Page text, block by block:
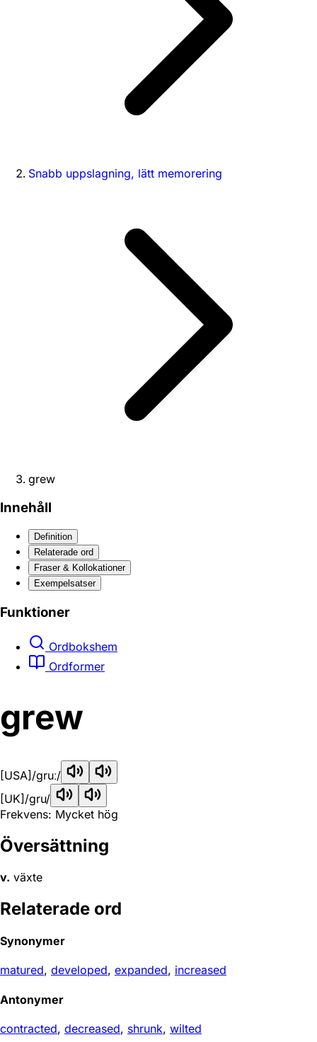
Snabb uppslagning, lätt memorering
grew
Innehåll
Definition
Relaterade ord
Fraser & Kollokationer
Exempelsatser
Funktioner
Ordbokshem
Ordformer
grew
[USA] /ɡruː/
[UK] /ɡru/
Frekvens: Mycket hög
Översättning
v. växte
Relaterade ord
Synonymer
matured, developed, expanded, increased
Antonymer
contracted, decreased, shrunk, wilted